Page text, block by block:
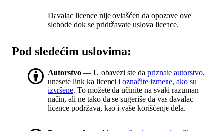
Davalac licence nije ovlašćen da opozove ove
slobode dok se pridržavate uslova licence.
Pod sledećim uslovima:
Autorstvo — U obavezi ste da priznate autorstvo,
unesete link ka licenci i označite izmene, ako su
izvršene. To možete da učinite na svaki razuman
način, ali ne tako da se sugeriše da vas davalac
licence podržava, kao i vaše korišćenje dela.